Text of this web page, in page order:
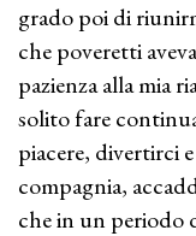
grado poi di
che poveretti
pazienza alla mia
solito fare
piacere, divertirci
compagnia,
che in un periodo